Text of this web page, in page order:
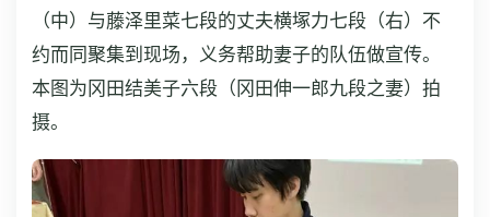
（中）与藤泽里菜七段的丈夫横塚力七段（右）不
约而同聚集到现场，义务帮助妻子的队伍做宣传。
本图为冈田结美子六段（冈田伸一郎九段之妻）拍
摄。